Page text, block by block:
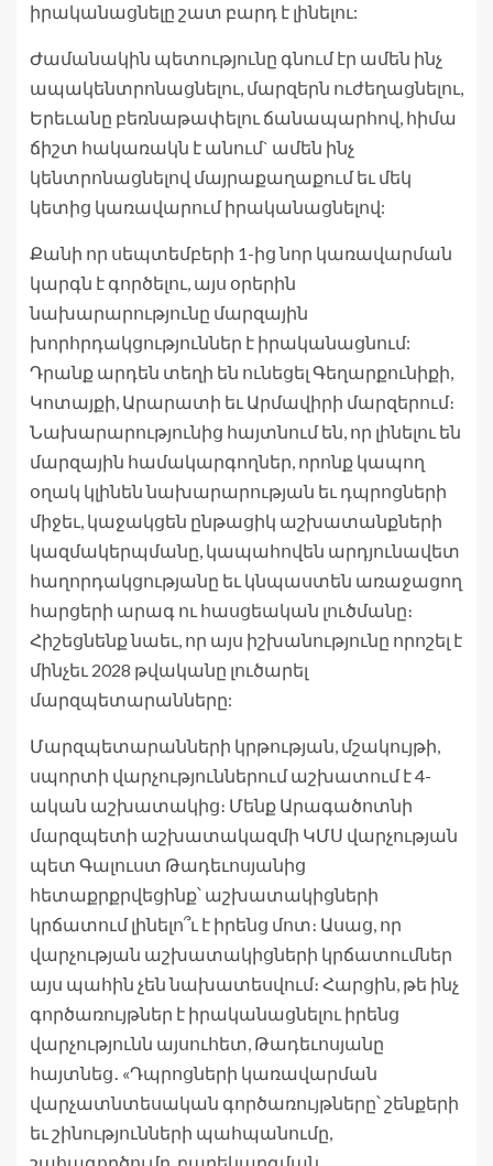
իրականացնելը շատ բարդ է լինելու:
Ժամանակին պետությունը գնում էր ամեն ինչ
ապակենտրոնացնելու, մարզերն ուժեղացնելու,
Երեւանը բեռնաթափելու ճանապարհով, հիմա
ճիշտ հակառակն է անում` ամեն ինչ
կենտրոնացնելով մայրաքաղաքում եւ մեկ
կետից կառավարում իրականացնելով:
Քանի որ սեպտեմբերի 1-ից նոր կառավարման
կարգն է գործելու, այս օրերին
նախարարությունը մարզային
խորհրդակցություններ է իրականացնում:
Դրանք արդեն տեղի են ունեցել Գեղարքունիքի,
Կոտայքի, Արարատի եւ Արմավիրի մարզերում։
Նախարարությունից հայտնում են, որ լինելու են
մարզային համակարգողներ, որոնք կապող
օղակ կլինեն նախարարության եւ դպրոցների
միջեւ, կաջակցեն ընթացիկ աշխատանքների
կազմակերպմանը, կապահովեն արդյունավետ
հաղորդակցությանը եւ կնպաստեն առաջացող
հարցերի արագ ու հասցեական լուծմանը։
Հիշեցնենք նաեւ, որ այս իշխանությունը որոշել է
մինչեւ 2028 թվականը լուծարել
մարզպետարանները:
Մարզպետարանների կրթության, մշակույթի,
սպորտի վարչություններում աշխատում է 4-
ական աշխատակից։ Մենք Արագածոտնի
մարզպետի աշխատակազմի ԿՄՍ վարչության
պետ Գալուստ Թադեւոսյանից
հետաքրքրվեցինք՝ աշխատակիցների
կրճատում լինելո՞ւ է իրենց մոտ։ Ասաց, որ
վարչության աշխատակիցների կրճատումներ
այս պահին չեն նախատեսվում։ Հարցին, թե ինչ
գործառույթներ է իրականացնելու իրենց
վարչությունն այսուհետ, Թադեւոսյանը
հայտնեց․ «Դպրոցների կառավարման
վարչատնտեսական գործառույթները՝ շենքերի
եւ շինությունների պահպանումը,